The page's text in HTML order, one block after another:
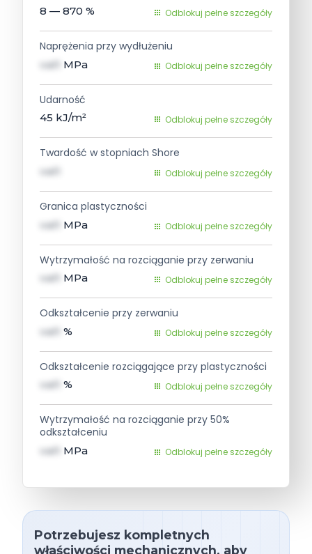
8 — 870 % Odblokuj pełne szczegóły
Naprężenia przy wydłużeniu
val1 MPa Odblokuj pełne szczegóły
Udarność
45 kJ/m² Odblokuj pełne szczegóły
Twardość w stopniach Shore
val1 Odblokuj pełne szczegóły
Granica plastyczności
val1 MPa Odblokuj pełne szczegóły
Wytrzymałość na rozciąganie przy zerwaniu
val1 MPa Odblokuj pełne szczegóły
Odkształcenie przy zerwaniu
val1 % Odblokuj pełne szczegóły
Odkształcenie rozciągające przy plastyczności
val1 % Odblokuj pełne szczegóły
Wytrzymałość na rozciąganie przy 50%
odkształceniu
val1 MPa Odblokuj pełne szczegóły
Potrzebujesz kompletnych
właściwości mechanicznych, aby